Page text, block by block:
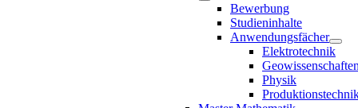
Bewerbung
Studieninhalte
Anwendungsfächer
Elektrotechnik
Physik